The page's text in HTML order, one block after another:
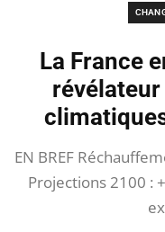
La France
EN BREF
Projections 2100 :